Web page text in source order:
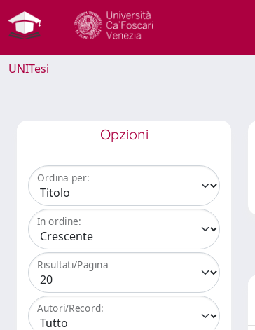
UNITesi
Opzioni
Ordina per:
In ordine:
Risultati/Pagina
Autori/Record: